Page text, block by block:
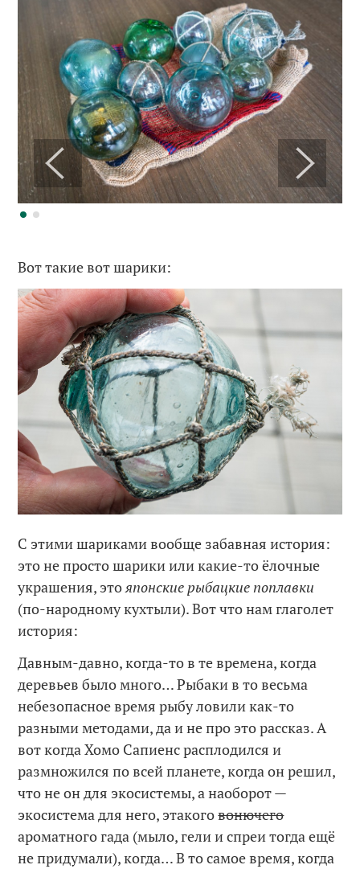
Вот такие вот шарики:
С этими шариками вообще забавная история:
это не просто шарики или какие-то ёлочные
украшения, этояпонские рыбацкие поплавки
(по-народному кухтыли). Вот что нам глаголет
история:
Давным-давно, когда-то в те времена, когда
деревьев было много… Рыбаки в то весьма
небезопасное время рыбу ловили как-то
разными методами, да и не про это рассказ. А
вот когда Хомо Сапиенс расплодился и
размножился по всей планете, когда он решил,
что не он для экосистемы, а наоборот —
экосистема для него, этакоговонючего
ароматного гада (мыло, гели и спреи тогда ещё
не придумали), когда… В то самое время, когда